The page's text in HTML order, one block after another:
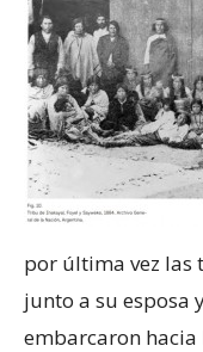
por última vez las
junto a su esposa
embarcaron hacia